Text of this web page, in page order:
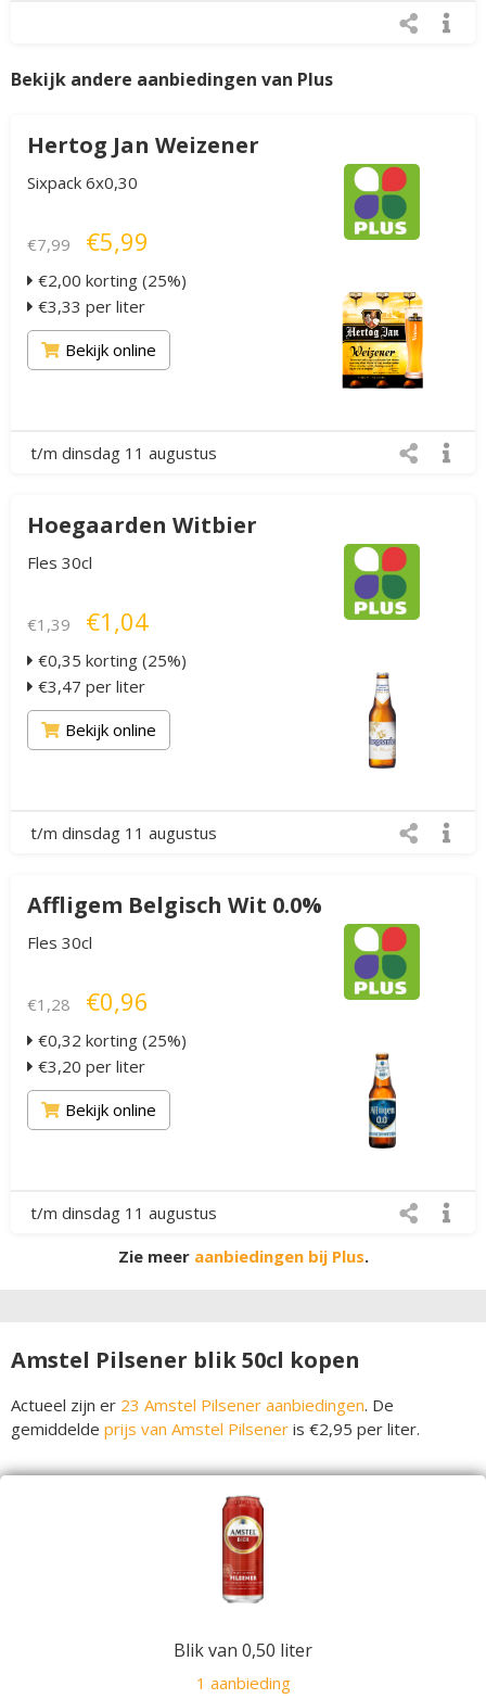
Bekijk andere aanbiedingen van Plus
Hertog Jan Weizener
Sixpack 6x0,30
€7,99 €5,99
€2,00 korting (25%)
€3,33 per liter
Bekijk online
t/m dinsdag 11 augustus
Hoegaarden Witbier
Fles 30cl
€1,39 €1,04
€0,35 korting (25%)
€3,47 per liter
Bekijk online
t/m dinsdag 11 augustus
Affligem Belgisch Wit 0.0%
Fles 30cl
€1,28 €0,96
€0,32 korting (25%)
€3,20 per liter
Bekijk online
t/m dinsdag 11 augustus
Zie meer aanbiedingen bij Plus.
Amstel Pilsener blik 50cl kopen
Actueel zijn er 23 Amstel Pilsener aanbiedingen. De
gemiddelde prijs van Amstel Pilsener is €2,95 per liter.
Blik van 0,50 liter
1 aanbieding